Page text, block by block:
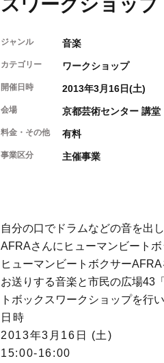
スワークショップ
ジャンル 音楽
カテゴリー ワークショップ
開催日時 2013年3月16日(土)
会場 京都芸術センター 講堂
料金・その他 有料
事業区分 主催事業
自分の口でドラムなどの音を出
AFRAさんにヒューマンビートボ
ヒューマンビートボクサー
お送りする音楽と市民の広場43
トボックスワークショップを行い
日時
2013年3月16日 (土)
15:00-16:00